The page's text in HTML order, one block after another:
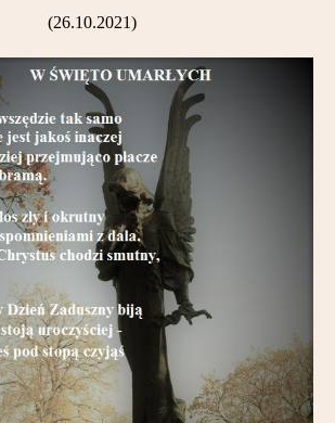
(26.10.2021)